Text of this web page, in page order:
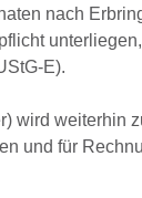
nach
E).
wird weiterhin
und für